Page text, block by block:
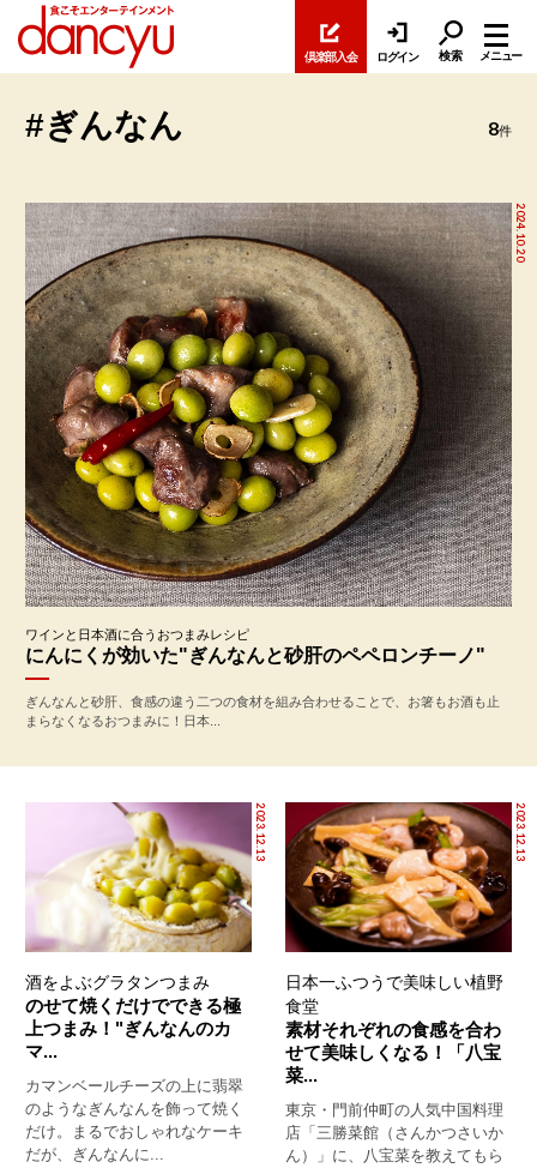
倶楽部入会 ログイン 検索 メニュー
#ぎんなん 8件
2024.10.20
ワインと日本酒に合うおつまみレシピ
にんにくが効いた"ぎんなんと砂肝のペペロンチーノ"
ぎんなんと砂肝、食感の違う二つの食材を組み合わせることで、お箸もお酒も止
まらなくなるおつまみに！日本...
2023.12.13
酒をよぶグラタンつまみ
のせて焼くだけでできる極
上つまみ！"ぎんなんのカ
マ...
カマンベールチーズの上に翡翠
のようなぎんなんを飾って焼く
だけ。まるでおしゃれなケーキ
だが、ぎんなんに...
2023.12.13
日本一ふつうで美味しい植野
食堂
素材それぞれの食感を合わ
せて美味しくなる！「八宝
菜...
東京・門前仲町の人気中国料理
店「三勝菜館（さんかつさいか
ん）」に、八宝菜を教えてもら